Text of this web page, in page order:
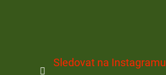
Sledovat na Instagramu